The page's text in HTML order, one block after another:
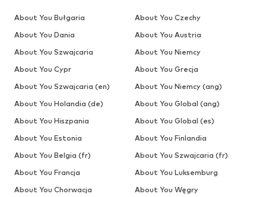
About You Bułgaria
About You Czechy
About You Dania
About You Austria
About You Szwajcaria
About You Niemcy
About You Cypr
About You Grecja
About You Szwajcaria (en)
About You Niemcy (ang)
About You Holandia (de)
About You Global (ang)
About You Hiszpania
About You Global (es)
About You Estonia
About You Finlandia
About You Belgia (fr)
About You Szwajcaria (fr)
About You Francja
About You Luksemburg
About You Chorwacja
About You Węgry